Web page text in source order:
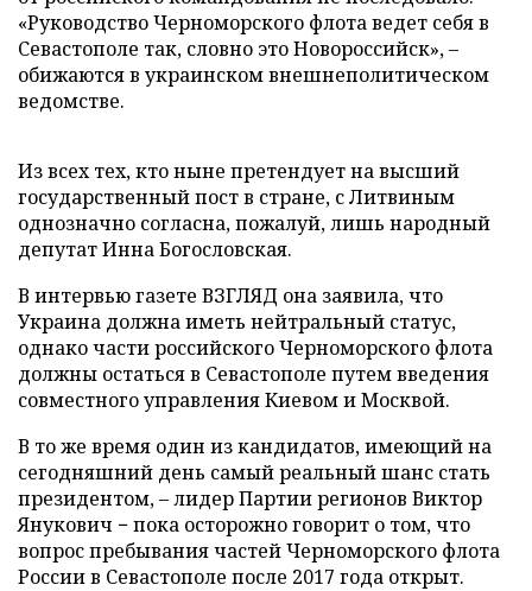
«Руководство Черноморского флота ведет себя в
Севастополе так, словно это Новороссийск», –
обижаются в украинском внешнеполитическом
ведомстве.
Из всех тех, кто ныне претендует на высший
государственный пост в стране, с Литвиным
однозначно согласна, пожалуй, лишь народный
депутат Инна Богословская.
В интервью газете ВЗГЛЯД она заявила, что
Украина должна иметь нейтральный статус,
однако части российского Черноморского флота
должны остаться в Севастополе путем введения
совместного управления Киевом и Москвой.
В то же время один из кандидатов, имеющий на
сегодняшний день самый реальный шанс стать
президентом, – лидер Партии регионов Виктор
Янукович − пока осторожно говорит о том, что
вопрос пребывания частей Черноморского флота
России в Севастополе после 2017 года открыт.